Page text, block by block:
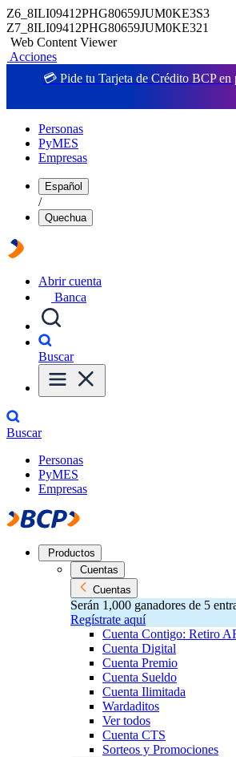
Z6_8ILI09412PHG80659JUM0KE3S3
Z7_8ILI09412PHG80659JUM0KE321
Web Content Viewer
Acciones
💳 Pide tu Tarjeta de Crédito BCP en
Personas
PyMES
Empresas
Español
/
Quechua
Abrir cuenta
Banca
Buscar
Buscar
Personas
PyMES
Empresas
Productos
Cuentas
Cuentas
Serán 1,000 ganadores de 5
Regístrate aquí
Cuenta Contigo: Retiro
Cuenta Digital
Cuenta Premio
Cuenta Sueldo
Cuenta Ilimitada
Wardaditos
Ver todos
Cuenta CTS
Sorteos y Promociones